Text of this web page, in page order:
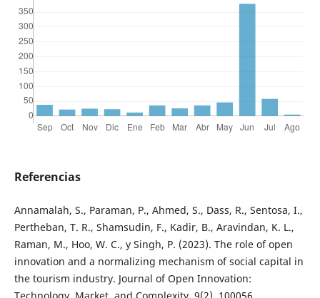
Referencias
Annamalah, S., Paraman, P., Ahmed, S., Dass, R., Sentosa, I.,
Pertheban, T. R., Shamsudin, F., Kadir, B., Aravindan, K. L.,
Raman, M., Hoo, W. C., y Singh, P. (2023). The role of open
innovation and a normalizing mechanism of social capital in
the tourism industry. Journal of Open Innovation:
Technology, Market, and Complexity, 9(2), 100056.